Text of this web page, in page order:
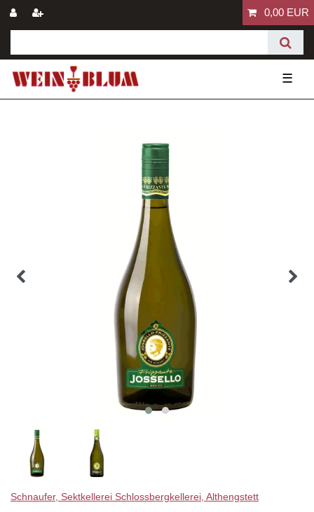
0,00 EUR
☰
Schnaufer, Sektkellerei Schlossbergkellerei, Althengstett